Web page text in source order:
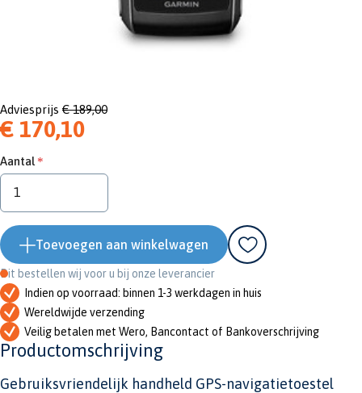
Adviesprijs € 189,00
€ 170,10
Aantal
Toevoegen aan winkelwagen
Dit bestellen wij voor u bij onze leverancier
Indien op voorraad: binnen 1-3 werkdagen in huis
Wereldwijde verzending
Veilig betalen met Wero, Bancontact of Bankoverschrijving
Productomschrijving
Gebruiksvriendelijk handheld GPS-navigatietoestel